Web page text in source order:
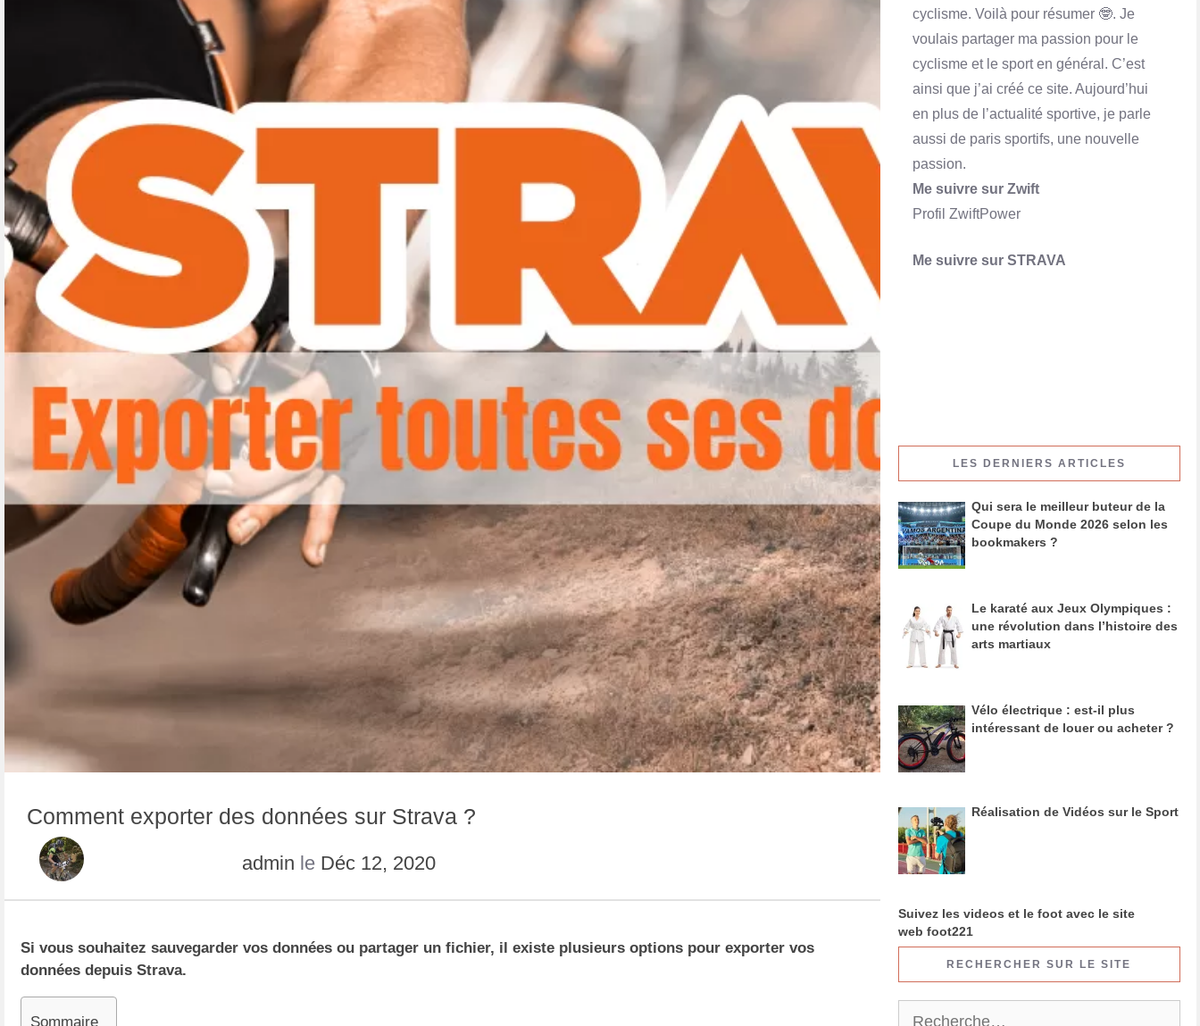
Porte-monnaies en ligne : Skrill ou Neteller
En savoir plus
Qu'est-ce que Skrill ? Comment ça marche?
Comment exporter des données sur Strava ?
admin le Déc 12, 2020
Si vous souhaitez sauvegarder vos données ou partager un fichier, il existe plusieurs options pour exporter vos
données depuis Strava.
Sommaire
cyclisme. Voilà pour résumer 🤓. Je
voulais partager ma passion pour le
cyclisme et le sport en général. C’est
ainsi que j’ai créé ce site. Aujourd’hui
en plus de l’actualité sportive, je parle
aussi de paris sportifs, une nouvelle
passion.
Me suivre sur Zwift
Profil ZwiftPower
Me suivre sur STRAVA
LES DERNIERS ARTICLES
Qui sera le meilleur buteur de la
Coupe du Monde 2026 selon les
bookmakers ?
Le karaté aux Jeux Olympiques :
une révolution dans l’histoire des
arts martiaux
Vélo électrique : est-il plus
intéressant de louer ou acheter ?
Réalisation de Vidéos sur le Sport
Suivez les videos et le foot avec le site
web foot221
RECHERCHER SUR LE SITE